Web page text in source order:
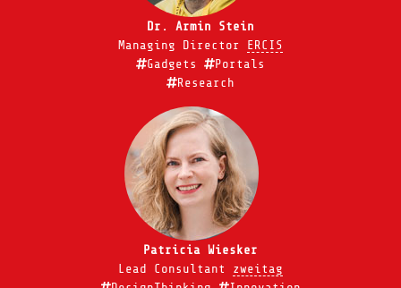
Dr. Armin Stein
Managing Director
ERCIS
Gadgets
Portals
Research
Patricia Wiesker
Lead Consultant zweitag